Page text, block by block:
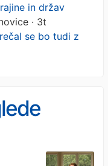
in držav
· 3t
se bo tudi z